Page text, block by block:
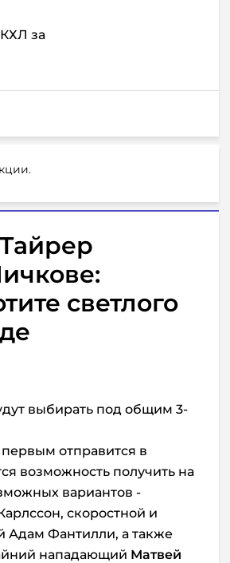
за
светлого
выбирать под общим 3-
отправится в
возможность получить на
вариантов -
скоростной и
Адам Фантилли, а также
нападающий Матвей